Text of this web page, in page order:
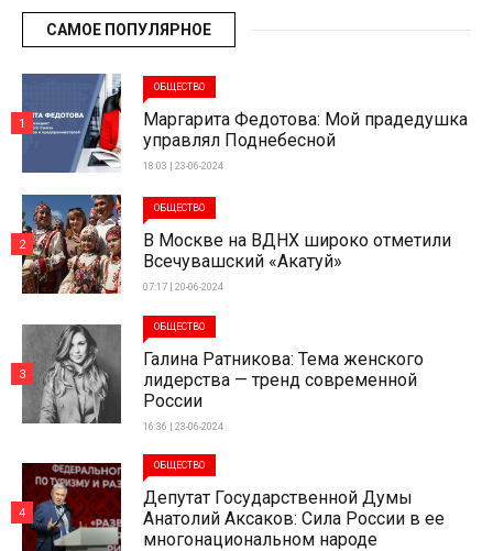
САМОЕ ПОПУЛЯРНОЕ
ОБЩЕСТВО
Маргарита Федотова: Мой прадедушка
управлял Поднебесной
18:03 | 23-06-2024
1
ОБЩЕСТВО
В Москве на ВДНХ широко отметили
Всечувашский «Акатуй»
07:17 | 20-06-2024
2
ОБЩЕСТВО
Галина Ратникова: Тема женского
лидерства — тренд современной
России
16:36 | 23-06-2024
3
ОБЩЕСТВО
Депутат Государственной Думы
Анатолий Аксаков: Сила России в ее
многонациональном народе
4